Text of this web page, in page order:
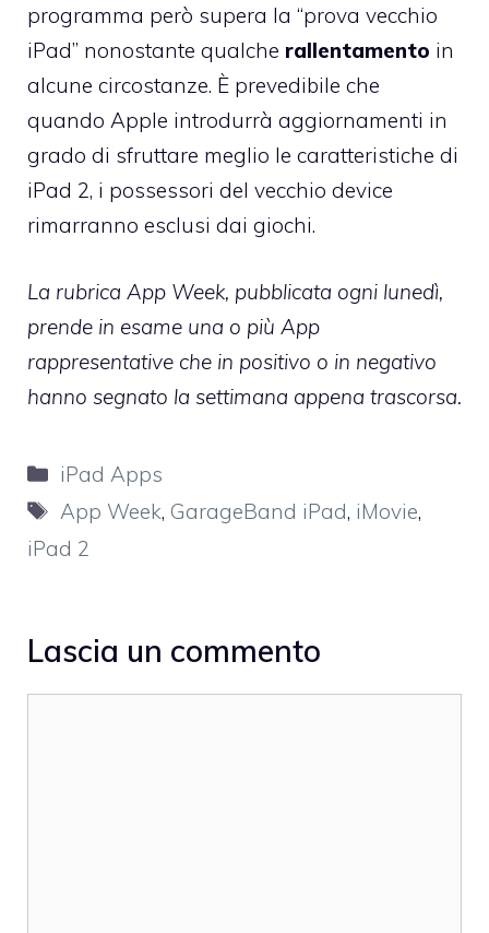
programma però supera la “prova vecchio
iPad” nonostante qualche rallentamento in
alcune circostanze. È prevedibile che
quando Apple introdurrà aggiornamenti in
grado di sfruttare meglio le caratteristiche di
iPad 2, i possessori del vecchio device
rimarranno esclusi dai giochi.
La rubrica App Week, pubblicata ogni lunedì,
prende in esame una o più App
rappresentative che in positivo o in negativo
hanno segnato la settimana appena trascorsa.
Categorie
iPad Apps
Tag
App Week, GarageBand iPad, iMovie,
iPad 2
Lascia un commento